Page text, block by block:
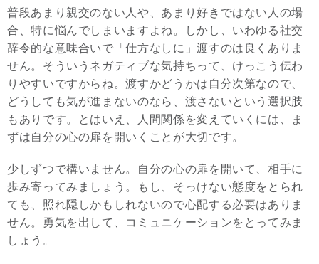
普段あまり親交のない人や、あまり好きではない人の場
合、特に悩んでしまいますよね。しかし、いわゆる社交
辞令的な意味合いで「仕方なしに」渡すのは良くありま
せん。そういうネガティブな気持ちって、けっこう伝わ
りやすいですからね。渡すかどうかは自分次第なので、
どうしても気が進まないのなら、渡さないという選択肢
もありです。とはいえ、人間関係を変えていくには、ま
ずは自分の心の扉を開いくことが大切です。
少しずつで構いません。自分の心の扉を開いて、相手に
歩み寄ってみましょう。もし、そっけない態度をとられ
ても、照れ隠しかもしれないので心配する必要はありま
せん。勇気を出して、コミュニケーションをとってみま
しょう。